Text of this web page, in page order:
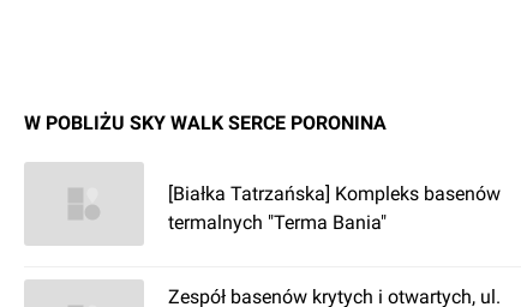
W POBLIŻU SKY WALK SERCE PORONINA
[Białka Tatrzańska] Kompleks basenów
termalnych "Terma Bania"
Zespół basenów krytych i otwartych, ul.